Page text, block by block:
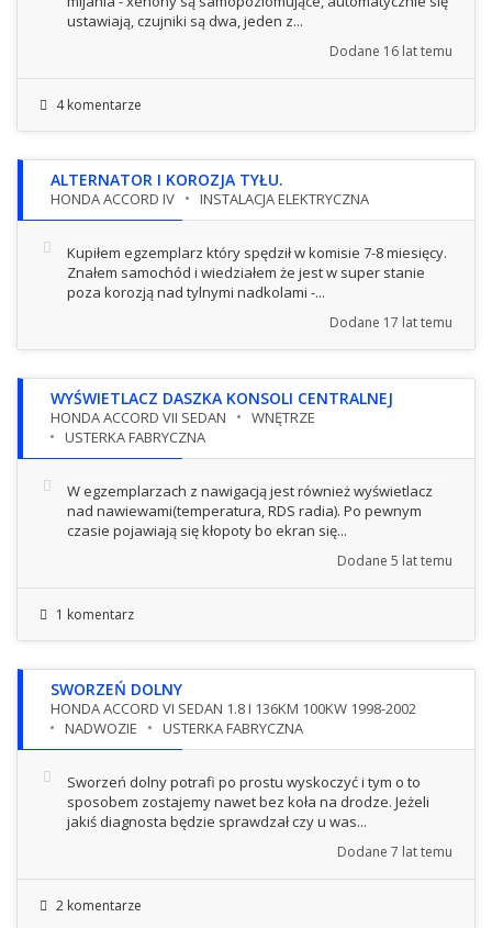
ustawiają, czujniki są dwa, jeden z...
Dodane 16 lat temu
4 komentarze
ALTERNATOR I KOROZJA TYŁU.
HONDA ACCORD IV INSTALACJA ELEKTRYCZNA
Kupiłem egzemplarz który spędził w komisie 7-8 miesięcy.
Znałem samochód i wiedziałem że jest w super stanie
poza korozją nad tylnymi nadkolami -...
Dodane 17 lat temu
WYŚWIETLACZ DASZKA KONSOLI CENTRALNEJ
HONDA ACCORD VII SEDAN
WNĘTRZE
USTERKA FABRYCZNA
W egzemplarzach z nawigacją jest również wyświetlacz
nad nawiewami(temperatura, RDS radia). Po pewnym
czasie pojawiają się kłopoty bo ekran się...
Dodane 5 lat temu
1 komentarz
SWORZEŃ DOLNY
HONDA ACCORD VI SEDAN 1.8 I 136KM 100KW 1998-2002
NADWOZIE
USTERKA FABRYCZNA
Sworzeń dolny potrafi po prostu wyskoczyć i tym o to
sposobem zostajemy nawet bez koła na drodze. Jeżeli
jakiś diagnosta będzie sprawdzał czy u was...
Dodane 7 lat temu
2 komentarze